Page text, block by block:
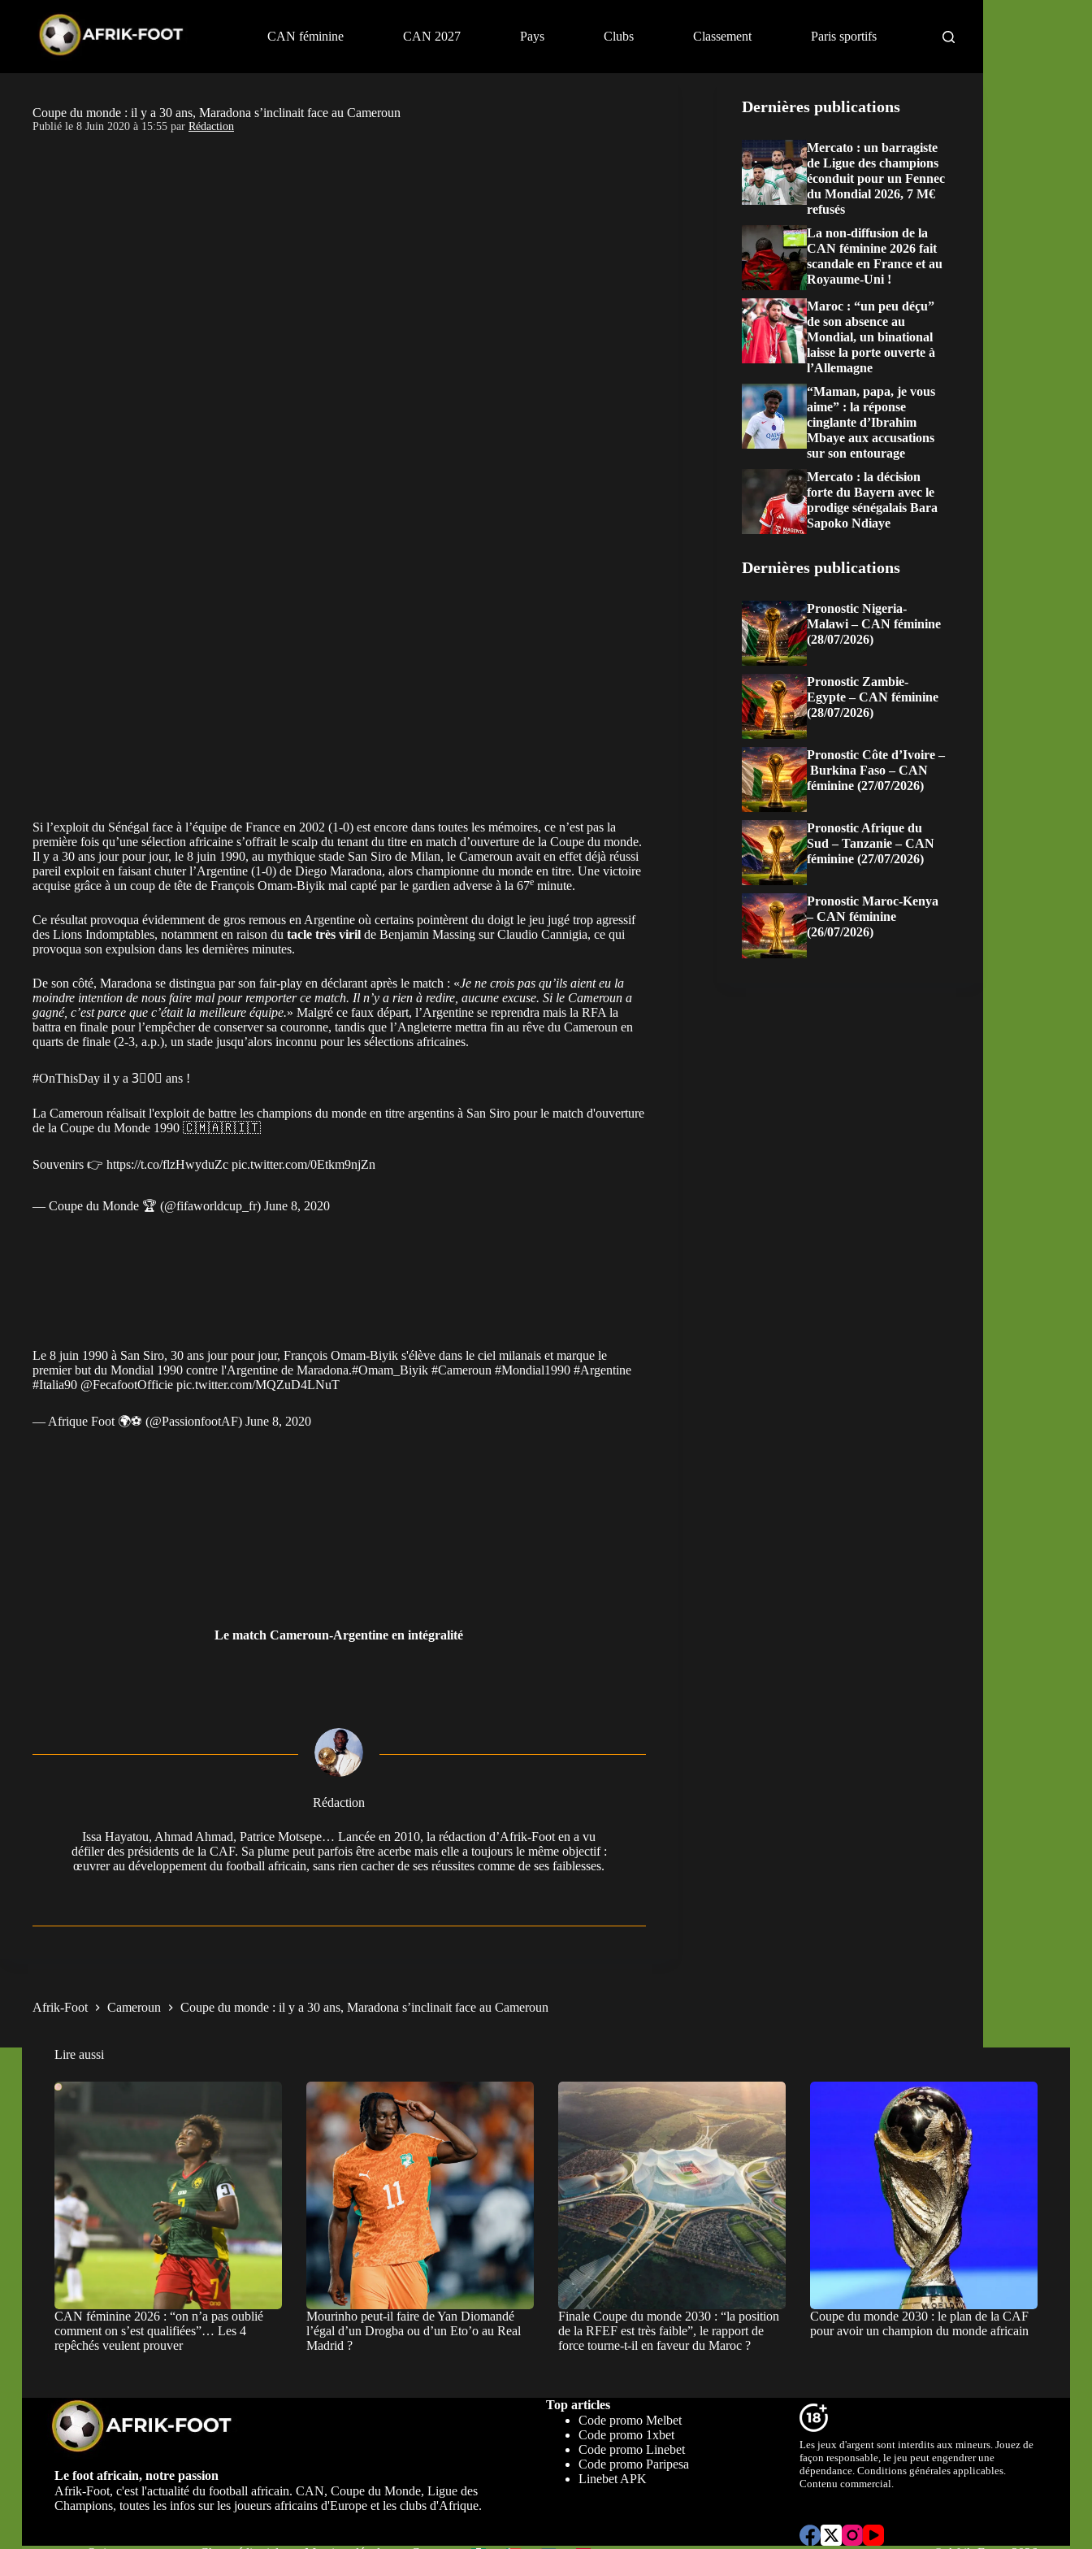
CAN féminine CAN 2027 Pays Clubs Classement Paris sportifs
Coupe du monde : il y a 30 ans, Maradona s’inclinait face au Cameroun
Publié le 8 Juin 2020 à 15:55 par Rédaction
Si l’exploit du Sénégal face à l’équipe de France en 2002 (1-0) est encore dans toutes les mémoires, ce n’est pas la
première fois qu’une sélection africaine s’offrait le scalp du tenant du titre en match d’ouverture de la Coupe du monde.
Il y a 30 ans jour pour jour, le 8 juin 1990, au mythique stade San Siro de Milan, le Cameroun avait en effet déjà réussi
pareil exploit en faisant chuter l’Argentine (1-0) de Diego Maradona, alors championne du monde en titre. Une victoire
acquise grâce à un coup de tête de François Omam-Biyik mal capté par le gardien adverse à la 67e minute.
Ce résultat provoqua évidemment de gros remous en Argentine où certains pointèrent du doigt le jeu jugé trop agressif
des Lions Indomptables, notamment en raison du tacle très viril de Benjamin Massing sur Claudio Cannigia, ce qui
provoqua son expulsion dans les dernières minutes.
De son côté, Maradona se distingua par son fair-play en déclarant après le match : «Je ne crois pas qu’ils aient eu la
moindre intention de nous faire mal pour remporter ce match. Il n’y a rien à redire, aucune excuse. Si le Cameroun a
gagné, c’est parce que c’était la meilleure équipe.» Malgré ce faux départ, l’Argentine se reprendra mais la RFA la
battra en finale pour l’empêcher de conserver sa couronne, tandis que l’Angleterre mettra fin au rêve du Cameroun en
quarts de finale (2-3, a.p.), un stade jusqu’alors inconnu pour les sélections africaines.
#OnThisDay il y a 3⃣0⃣ ans !
La Cameroun réalisait l'exploit de battre les champions du monde en titre argentins à San Siro pour le match d'ouverture
de la Coupe du Monde 1990 🇨🇲🇦🇷🇮🇹
Souvenirs 👉 https://t.co/flzHwyduZc pic.twitter.com/0Etkm9njZn
— Coupe du Monde 🏆 (@fifaworldcup_fr) June 8, 2020
Le 8 juin 1990 à San Siro, 30 ans jour pour jour, François Omam-Biyik s'élève dans le ciel milanais et marque le
premier but du Mondial 1990 contre l'Argentine de Maradona.#Omam_Biyik #Cameroun #Mondial1990 #Argentine
#Italia90 @FecafootOfficie pic.twitter.com/MQZuD4LNuT
— Afrique Foot 🌍⚽ (@PassionfootAF) June 8, 2020
Le match Cameroun-Argentine en intégralité
Rédaction
Issa Hayatou, Ahmad Ahmad, Patrice Motsepe… Lancée en 2010, la rédaction d’Afrik-Foot en a vu
défiler des présidents de la CAF. Sa plume peut parfois être acerbe mais elle a toujours le même objectif :
œuvrer au développement du football africain, sans rien cacher de ses réussites comme de ses faiblesses.
Dernières publications
Mercato : un barragiste
de Ligue des champions
éconduit pour un Fennec
du Mondial 2026, 7 M€
refusés
La non-diffusion de la
CAN féminine 2026 fait
scandale en France et au
Royaume-Uni !
Maroc : “un peu déçu”
de son absence au
Mondial, un binational
laisse la porte ouverte à
l’Allemagne
“Maman, papa, je vous
aime” : la réponse
cinglante d’Ibrahim
Mbaye aux accusations
sur son entourage
Mercato : la décision
forte du Bayern avec le
prodige sénégalais Bara
Sapoko Ndiaye
Dernières publications
Pronostic Nigeria-
Malawi – CAN féminine
(28/07/2026)
Pronostic Zambie-
Egypte – CAN féminine
(28/07/2026)
Pronostic Côte d’Ivoire –
Burkina Faso – CAN
féminine (27/07/2026)
Pronostic Afrique du
Sud – Tanzanie – CAN
féminine (27/07/2026)
Pronostic Maroc-Kenya
– CAN féminine
(26/07/2026)
Afrik-Foot Cameroun Coupe du monde : il y a 30 ans, Maradona s’inclinait face au Cameroun
Lire aussi
CAN féminine 2026 : “on n’a pas oublié
comment on s’est qualifiées”… Les 4
repêchés veulent prouver
Mourinho peut-il faire de Yan Diomandé
l’égal d’un Drogba ou d’un Eto’o au Real
Madrid ?
Finale Coupe du monde 2030 : “la position
de la RFEF est très faible”, le rapport de
force tourne-t-il en faveur du Maroc ?
Coupe du monde 2030 : le plan de la CAF
pour avoir un champion du monde africain
Le foot africain, notre passion
Afrik-Foot, c'est l'actualité du football africain. CAN, Coupe du Monde, Ligue des
Champions, toutes les infos sur les joueurs africains d'Europe et les clubs d'Afrique.
Top articles
Code promo Melbet
Code promo 1xbet
Code promo Linebet
Code promo Paripesa
Linebet APK
Les jeux d'argent sont interdits aux mineurs. Jouez de
façon responsable, le jeu peut engendrer une
dépendance. Conditions générales applicables.
Contenu commercial.